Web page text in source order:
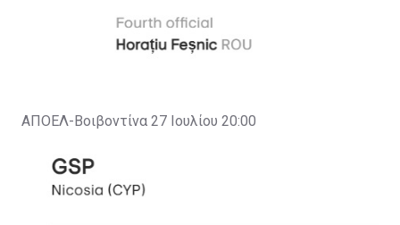
ΑΠΟΕΛ-Βοιβοντίνα 27 Ιουλίου 20:00